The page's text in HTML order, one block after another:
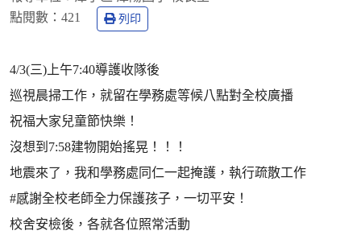
點閱數： 421 列印
4/3(三)上午7:40導護收隊後
巡視晨掃工作，就留在學務處等候八點對全校廣播
祝福大家兒童節快樂！
沒想到7:58建物開始搖晃！！！
地震來了，我和學務處同仁一起掩護，執行疏散工作
#感謝全校老師全力保護孩子，一切平安！
校舍安檢後，各就各位照常活動